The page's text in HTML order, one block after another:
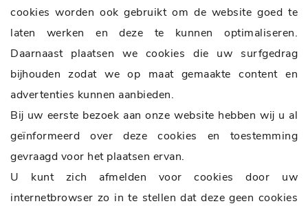
cookies worden ook gebruikt om de website goed te
laten werken en deze te kunnen optimaliseren.
Daarnaast plaatsen we cookies die uw surfgedrag
bijhouden zodat we op maat gemaakte content en
advertenties kunnen aanbieden.
Bij uw eerste bezoek aan onze website hebben wij u al
geïnformeerd over deze cookies en toestemming
gevraagd voor het plaatsen ervan.
U kunt zich afmelden voor cookies door uw
internetbrowser zo in te stellen dat deze geen cookies